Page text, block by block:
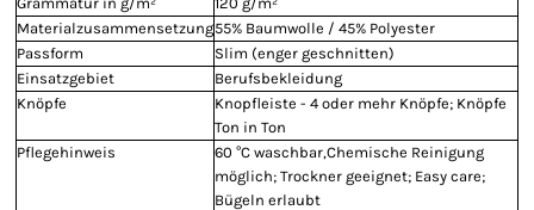
Materialzusammensetzung55% Baumwolle / 45% Polyester
Passform
Slim (enger geschnitten)
Einsatzgebiet
Berufsbekleidung
Knöpfe
Knopfleiste - 4 oder mehr Knöpfe; Knöpfe
Ton in Ton
Pflegehinweis
60 °C waschbar,Chemische Reinigung
möglich; Trockner geeignet; Easy care;
Bügeln erlaubt